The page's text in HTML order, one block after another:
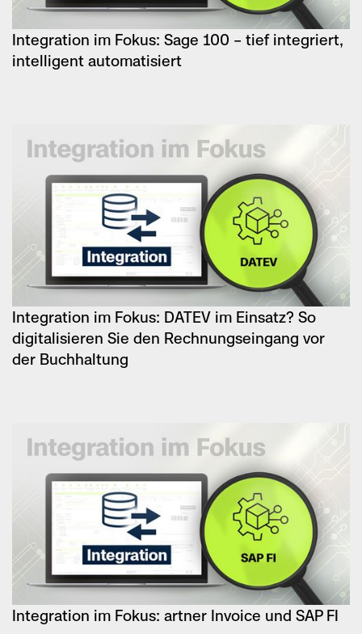
Integration im Fokus: Sage 100 – tief integriert,
intelligent automatisiert
Integration im Fokus: DATEV im Einsatz? So
digitalisieren Sie den Rechnungseingang vor
der Buchhaltung
Integration im Fokus: artner Invoice und SAP FI